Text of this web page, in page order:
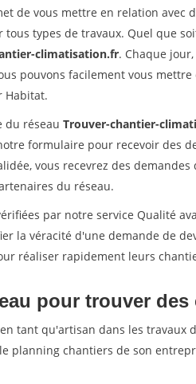
de vous mettre en relation avec
tous types de travaux. Quel que
climatisation.fr. Chaque
pouvons facilement vous
Habitat.
du réseau Trouver-chantier-
formulaire pour recevoir des
vous recevrez des
du réseau.
par notre service Qualité
la véracité d'une demande de
réaliser rapidement leurs
pour trouver
tant qu'artisan dans les travaux
planning chantiers de son